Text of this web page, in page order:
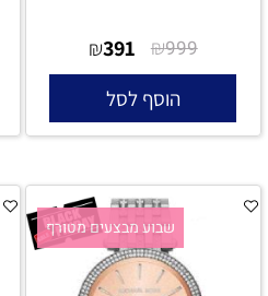
₪999
₪391
הוסף לסל
שבוע מבצעים מטורף